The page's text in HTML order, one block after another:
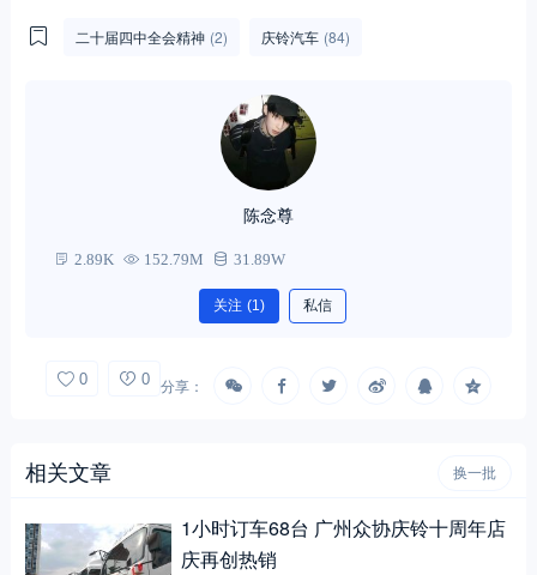
二十届四中全会精神 (2) 庆铃汽车 (84)
陈念尊
2.89K 152.79M 31.89W
关注 (1) 私信
0 0 分享：
相关文章 换一批
1小时订车68台 广州众协庆铃十周年店
庆再创热销